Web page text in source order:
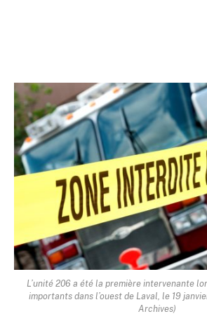
L’unité 206 a été la première intervenante
importants dans l’ouest de Laval, le 19
Archives)